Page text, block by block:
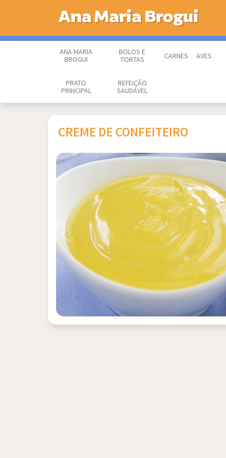
Ana Maria Brogui
ANA MARIA
BROGUI
BOLOS E
TORTAS
CARNES AVES
PRATO
PRINCIPAL
REFEIÇÃO
SAUDÁVEL
CREME DE CONFEITEIRO
Previous